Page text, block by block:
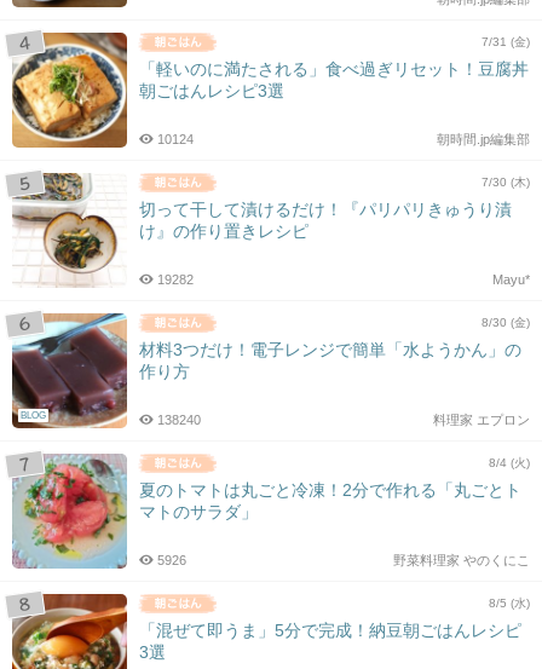
7/31 (金)
「軽いのに満たされる」食べ過ぎリセット！豆腐丼
朝ごはんレシピ3選
朝時間.jp編集部
10124
7/30 (木)
切って干して漬けるだけ！『パリパリきゅうり漬
け』の作り置きレシピ
Mayu*
19282
BLOG
8/30 (金)
材料3つだけ！電子レンジで簡単「水ようかん」の
作り方
料理家 エプロン
138240
8/4 (火)
夏のトマトは丸ごと冷凍！2分で作れる「丸ごとト
マトのサラダ」
野菜料理家 やのくにこ
5926
8/5 (水)
「混ぜて即うま」5分で完成！納豆朝ごはんレシピ
3選